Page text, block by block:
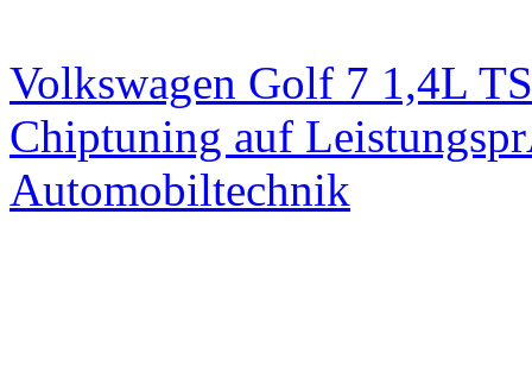
Volkswagen Golf 7 1,4L
Chiptuning auf
Automobiltechnik